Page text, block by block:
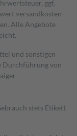
ggf.
versand­kosten­
Alle Angebote
und sonstigen
Durchführung von
stets Etikett